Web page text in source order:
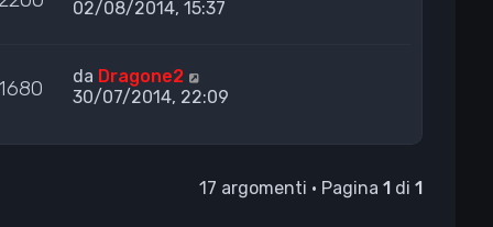
02/08/2014, 15:37
da Dragone2
30/07/2014, 22:09
17 argomenti • Pagina1 di1